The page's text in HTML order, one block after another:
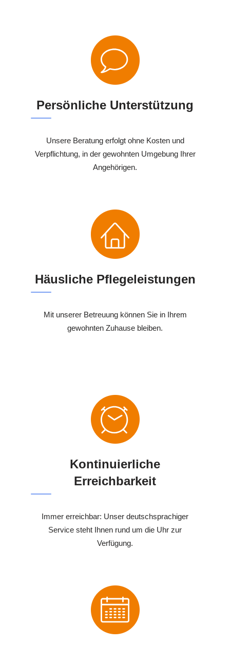
Persönliche Unterstützung
Unsere Beratung erfolgt ohne Kosten und
Verpflichtung, in der gewohnten Umgebung Ihrer
Angehörigen.
Häusliche Pflegeleistungen
Mit unserer Betreuung können Sie in Ihrem
gewohnten Zuhause bleiben.
Kontinuierliche
Erreichbarkeit
Immer erreichbar: Unser deutschsprachiger
Service steht Ihnen rund um die Uhr zur
Verfügung.